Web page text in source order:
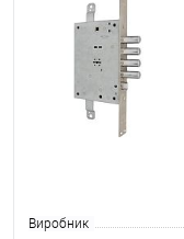
Виробник